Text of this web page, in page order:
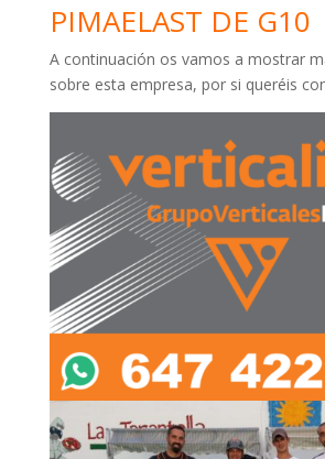
PIMAELAST DE G10
A continuación os vamos a mostrar
sobre esta empresa, por si queréis